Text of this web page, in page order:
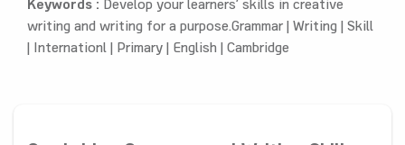
Keywords : Develop your learners’ skills in creative
writing and writing for a purpose.Grammar | Writing | Skill
Internationl | Primary | English | Cambridge